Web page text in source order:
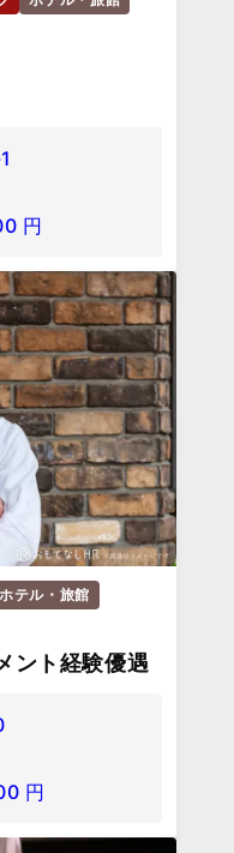
円
ホテル・旅館
ント経験優遇
円